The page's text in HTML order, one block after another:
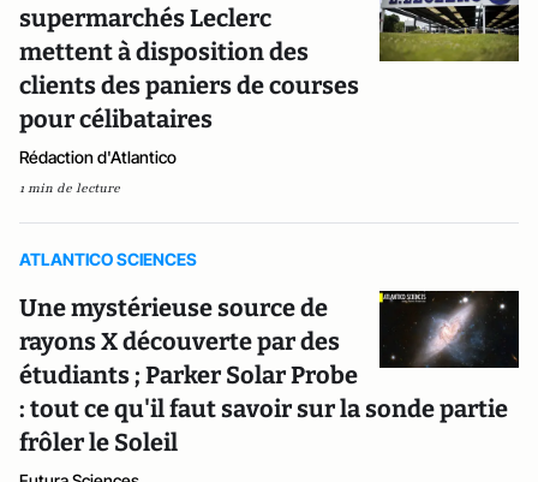
supermarchés Leclerc
mettent à disposition des
clients des paniers de courses
pour célibataires
Rédaction d'Atlantico
1 min de lecture
ATLANTICO SCIENCES
Une mystérieuse source de
rayons X découverte par des
étudiants ; Parker Solar Probe
: tout ce qu'il faut savoir sur la sonde partie
frôler le Soleil